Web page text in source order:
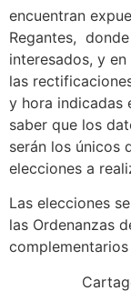
encuentran
Regantes,
interesados, y
las
y hora indicadas
saber que los
serán los únicos
elecciones a
Las elecciones
las Ordenanzas